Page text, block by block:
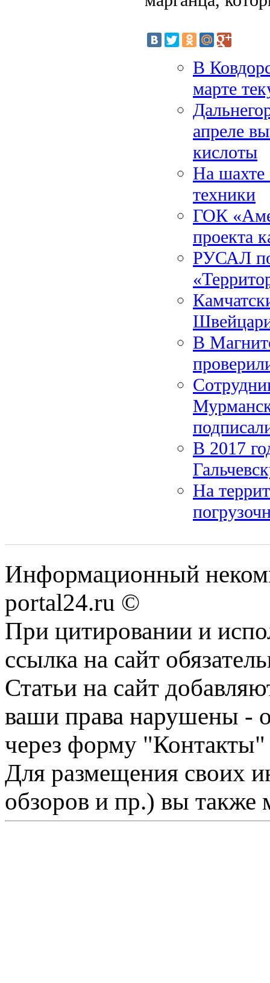
В
марте
апреле
кислоты
На шахте
техники
ГОК
проекта
РУСАЛ
В
В 2017
На
Информационный
portal24.ru ©
При цитировании и
ссылка на сайт
Статьи на сайт
ваши права нарушены -
через форму "Контакты"
Для размещения своих
обзоров и пр.) вы также